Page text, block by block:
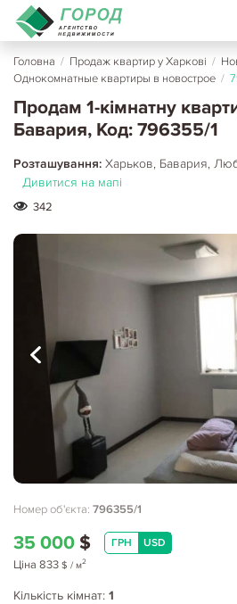
Головна / Продаж квартир у Харкові /
Однокомнатные квартиры в новострое /
Продам 1-кімнатну
Бавария, Код: 796355/1
Розташування: Харьков, Бавария,
Дивитися на мапі
342
Номер об'єкта: 796355/1
35 000 $ ГРН USD
Ціна 833 $ / м2
Кількість кімнат: 1